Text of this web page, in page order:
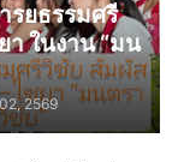
รยธรรมศรี
ในงาน “มน
2569